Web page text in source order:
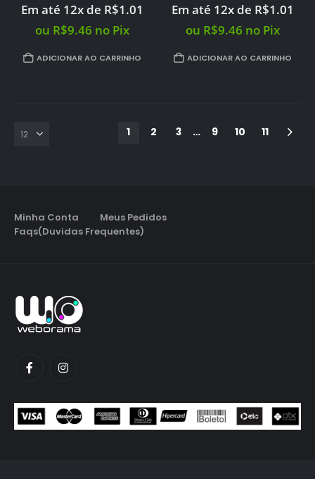
Em até 12x de R$1.01
ou R$9.46 no Pix
ADICIONAR AO CARRINHO
Em até 12x de R$1.01
ou R$9.46 no Pix
ADICIONAR AO CARRINHO
1 2 3 … 9 10 11
Minha Conta
Meus Pedidos
Faqs(Duvidas Frequentes)